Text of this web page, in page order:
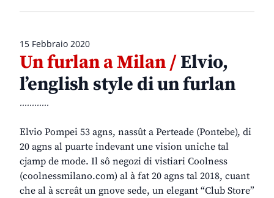
15 Febbraio 2020
Un furlan a Milan /Elvio,
l’english style di un furlan
............
Elvio Pompei 53 agns, nassût a Perteade (Pontebe), di
20 agns al puarte indevant une vision uniche tal
cjamp de mode. Il sô negozi di vistiari Coolness
(coolnessmilano.com) al à fat 20 agns tal 2018, cuant
che al à screât un gnove sede, un elegant “Club Store”